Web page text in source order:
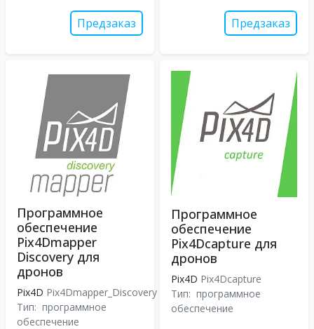
Предзаказ Предзаказ
Программное
обеспечение
Pix4Dmapper
Discovery для
дронов
Pix4D Pix4Dmapper_Discovery
Тип: программное
обеспечение
Программное
обеспечение
Pix4Dcapture для
дронов
Pix4D Pix4Dcapture
Тип: программное
обеспечение